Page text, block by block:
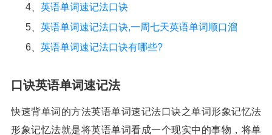
4、 英语单词速记法口诀
5、 英语单词速记法口诀,一周七天英语单词顺口溜
6、 英语单词速记法口诀有哪些?
口诀英语单词速记法
快速背单词的方法英语单词速记法口诀之单词形象记忆法
形象记忆法就是将英语单词看成一个现实中的事物，将单